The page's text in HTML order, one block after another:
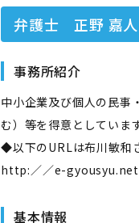
弁護士 正野 嘉人
事務所紹介
中小企業及び個人の民事
む）等を得意としていま
◆以下のURLは布川敏和
http:／／e-
基本情報